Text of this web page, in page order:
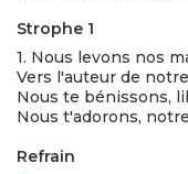
Strophe 1
1. Nous levons nos
Vers l'auteur de
Nous te bénissons,
Nous t'adorons,
Refrain